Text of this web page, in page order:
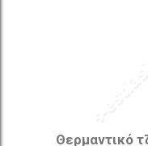
Θερμαντικό